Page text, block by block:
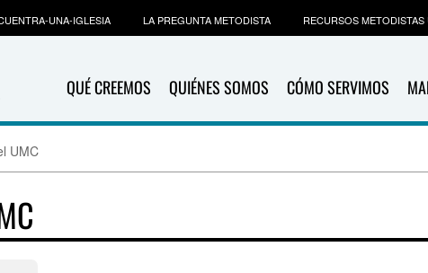
QUÉ CREEMOS QUIÉNES SOMOS CÓMO SERVIMOS
UNA-IGLESIA LA PREGUNTA METODISTA RECURSOS
UMC